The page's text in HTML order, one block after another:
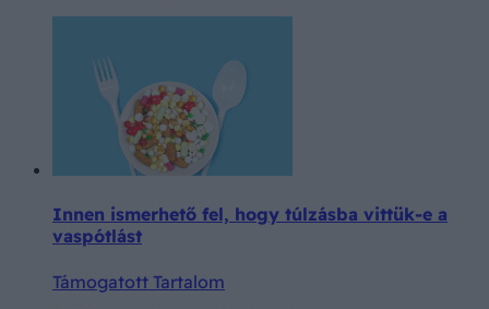
Innen ismerhető fel, hogy túlzásba vittük-e a
vaspótlást
Támogatott Tartalom